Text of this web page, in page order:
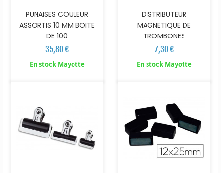
PUNAISES COULEUR
ASSORTIS 10 MM BOITE
DE 100
35,80 €
En stock Mayotte
DISTRIBUTEUR
MAGNETIQUE DE
TROMBONES
7,30 €
En stock Mayotte